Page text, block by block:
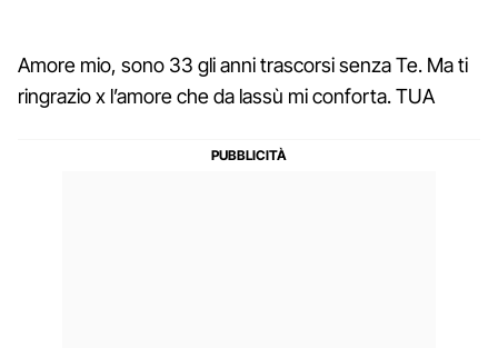
Amore mio, sono 33 gli anni trascorsi senza Te. Ma ti
ringrazio x l’amore che da lassù mi conforta. TUA